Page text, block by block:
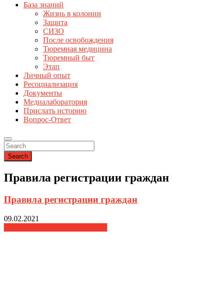
База знаний
Жизнь в колонии
Защита
СИЗО
После освобождения
Тюремная медицина
Тюремный быт
Этап
Личный опыт
Ресоциализация
Документы
Медиалаборатория
Прислать историю
Вопрос-Ответ
Search
Правила регистрации граждан
Правила регистрации граждан
09.02.2021